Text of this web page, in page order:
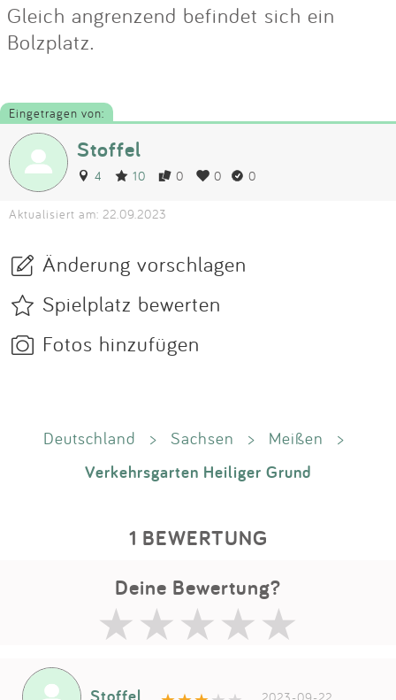
Gleich angrenzend befindet sich ein
Bolzplatz.
Eingetragen von:
Stoffel
4 10 0 0 0
Aktualisiert am: 22.09.2023
Änderung vorschlagen
Spielplatz bewerten
Fotos hinzufügen
Deutschland > Sachsen > Meißen >
Verkehrsgarten Heiliger Grund
1 BEWERTUNG
Deine Bewertung?